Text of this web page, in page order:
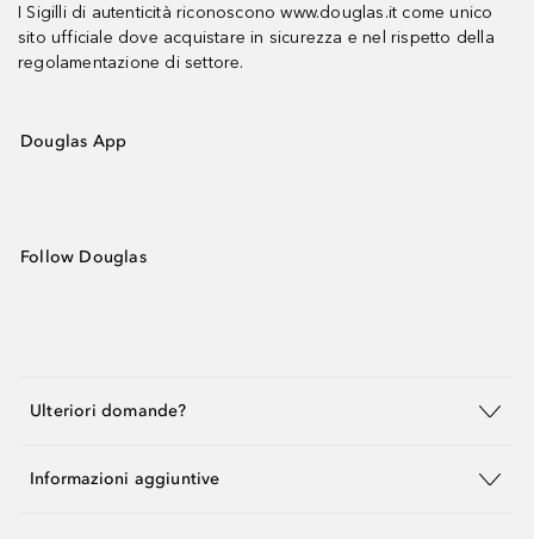
I Sigilli di autenticità riconoscono www.douglas.it come unico
sito ufficiale dove acquistare in sicurezza e nel rispetto della
regolamentazione di settore.
Douglas App
Follow Douglas
Ulteriori domande?
Informazioni aggiuntive